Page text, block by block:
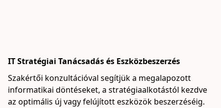
IT Stratégiai Tanácsadás és Eszközbeszerzés
Szakértői konzultációval segítjük a megalapozott
informatikai döntéseket, a stratégiaalkotástól kezdve
az optimális új vagy felújított eszközök beszerzéséig.